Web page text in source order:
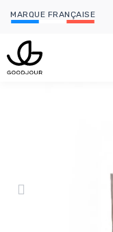
MARQUE FRANÇAISE